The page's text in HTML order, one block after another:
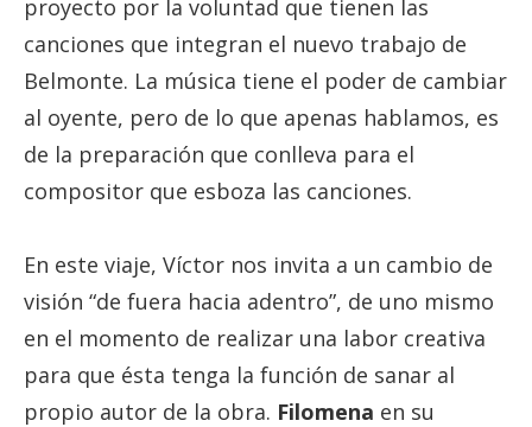
proyecto por la voluntad que tienen las
canciones que integran el nuevo trabajo de
Belmonte. La música tiene el poder de cambiar
al oyente, pero de lo que apenas hablamos, es
de la preparación que conlleva para el
compositor que esboza las canciones.
En este viaje, Víctor nos invita a un cambio de
visión “de fuera hacia adentro”, de uno mismo
en el momento de realizar una labor creativa
para que ésta tenga la función de sanar al
propio autor de la obra. Filomena en su